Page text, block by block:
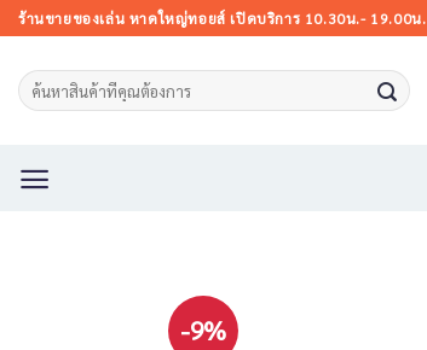
Skip
to
content
ร้านขายของเล่น หาดใหญ่ทอยส์ เปิดบริการ 10.30น.- 19.00น.
Search
for:
-9%